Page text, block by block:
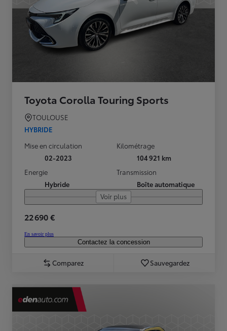
Toyota Corolla Touring Sports
TOULOUSE
HYBRIDE
Mise en circulation
02-2023
Kilométrage
104 921 km
Energie
Hybride
Transmission
Boîte automatique
Voir plus
22 690 €
En savoir plus
Contactez la concession
Comparez Sauvegardez